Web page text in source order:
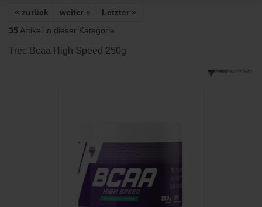
« zurück weiter »
Letzter »
35 Artikel in dieser Kategorie
Trec Bcaa High Speed 250g